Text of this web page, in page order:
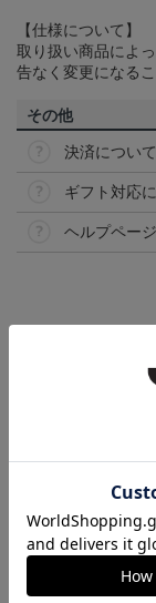
【仕様について】
取り扱い商品によ
告なく変更になる
その他
決済について
ギフト対応
ヘルプページ
こだ
福岡
アビ
に！